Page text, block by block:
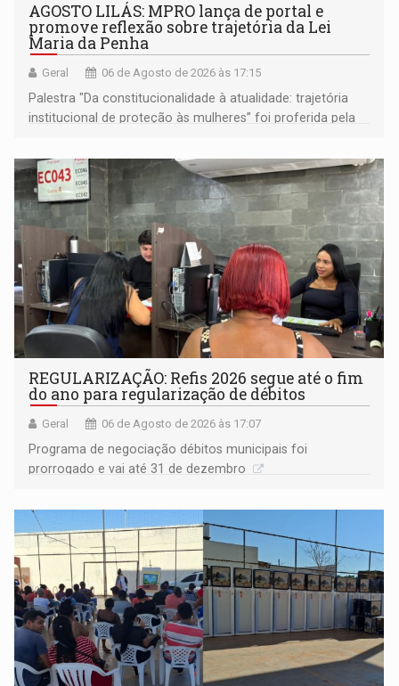
AGOSTO LILÁS: MPRO lança de portal e
promove reflexão sobre trajetória da Lei
Maria da Penha
Geral 06 de Agosto de 2026 às 17:15
Palestra "Da constitucionalidade à atualidade: trajetória
institucional de proteção às mulheres” foi proferida pela
Goiás
REGULARIZAÇÃO: Refis 2026 segue até o fim
do ano para regularização de débitos
Geral 06 de Agosto de 2026 às 17:07
Programa de negociação débitos municipais foi
prorrogado e vai até 31 de dezembro